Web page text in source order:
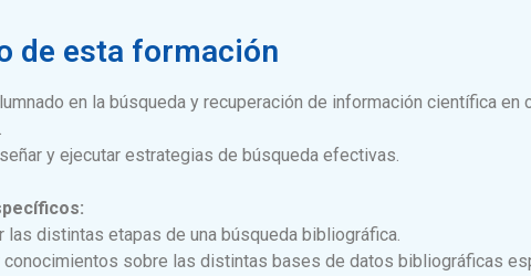
de esta formación
en la búsqueda y recuperación de información científica
y ejecutar estrategias de búsqueda efectivas.
las distintas etapas de una búsqueda bibliográfica.
conocimientos sobre las distintas bases de datos bibliográficas